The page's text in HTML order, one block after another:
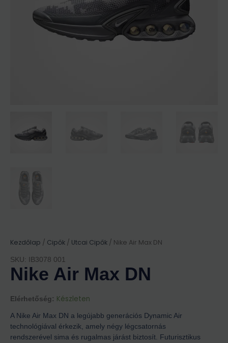
Kezdőlap / Cipők / Utcai Cipők / Nike Air Max DN
SKU: IB3078 001
Nike Air Max DN
Elérhetőség: Készleten
A Nike Air Max DN a legújabb generációs Dynamic Air
technológiával érkezik, amely négy légcsatornás
rendszerével sima és rugalmas járást biztosít. Futurisztikus